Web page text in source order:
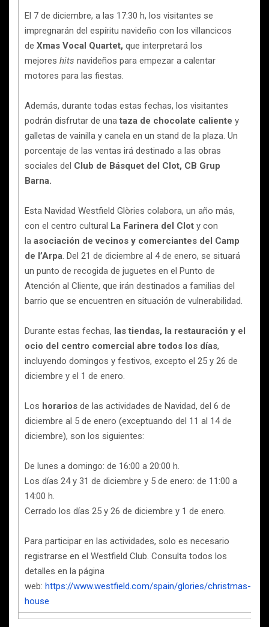
El 7 de diciembre, a las 17:30 h, los visitantes se
impregnarán del espíritu navideño con los villancicos
de Xmas Vocal Quartet, que interpretará los
mejores hits navideños para empezar a calentar
motores para las fiestas.
Además, durante todas estas fechas, los visitantes
podrán disfrutar de unataza de chocolate caliente y
galletas de vainilla y canela en un stand de la plaza. Un
porcentaje de las ventas irá destinado a las obras
sociales del Club de Básquet del Clot, CB Grup
Barna.
Esta Navidad Westfield Glòries colabora, un año más,
con el centro cultural La Farinera del Clot y con
la asociación de vecinos y comerciantes del Camp
de l’Arpa. Del 21 de diciembre al 4 de enero, se situará
un punto de recogida de juguetes en el Punto de
Atención al Cliente, que irán destinados a familias del
barrio que se encuentren en situación de vulnerabilidad.
Durante estas fechas, las tiendas, la restauración y el
ocio del centro comercial abre todos los días,
incluyendo domingos y festivos, excepto el 25 y 26 de
diciembre y el 1 de enero.
Los horarios de las actividades de Navidad, del 6 de
diciembre al 5 de enero (exceptuando del 11 al 14 de
diciembre), son los siguientes:
De lunes a domingo: de 16:00 a 20:00 h.
Los días 24 y 31 de diciembre y 5 de enero: de 11:00 a
14:00 h.
Cerrado los días 25 y 26 de diciembre y 1 de enero.
Para participar en las actividades, solo es necesario
registrarse en el Westfield Club. Consulta todos los
detalles en la página
web: https://www.westfield.com/spain/glories/christmas-
house